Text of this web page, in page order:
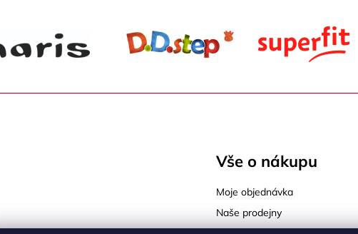
Vše o nákupu
Moje objednávka
Naše prodejny